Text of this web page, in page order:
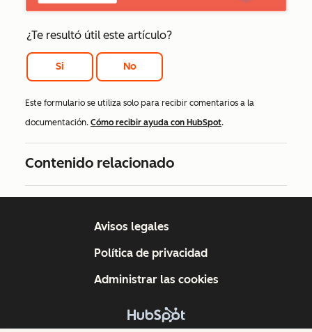
¿Te resultó útil este artículo?
Si No
Este formulario se utiliza solo para recibir comentarios a la
documentación. Cómo recibir ayuda con HubSpot.
Contenido relacionado
Avisos legales
Política de privacidad
Administrar las cookies